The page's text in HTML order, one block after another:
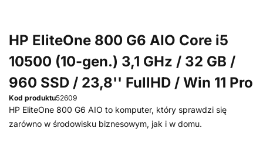
HP EliteOne 800 G6 AIO Core i5
10500 (10-gen.) 3,1 GHz / 32 GB /
960 SSD / 23,8'' FullHD / Win 11 Pro
Kod produktu52609
HP EliteOne 800 G6 AIO to komputer, który sprawdzi się
zarówno w środowisku biznesowym, jak i w domu.